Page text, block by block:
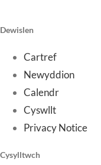
Dewislen
Cartref
Newyddion
Calendr
Cyswllt
Privacy Notice
Cysylltwch